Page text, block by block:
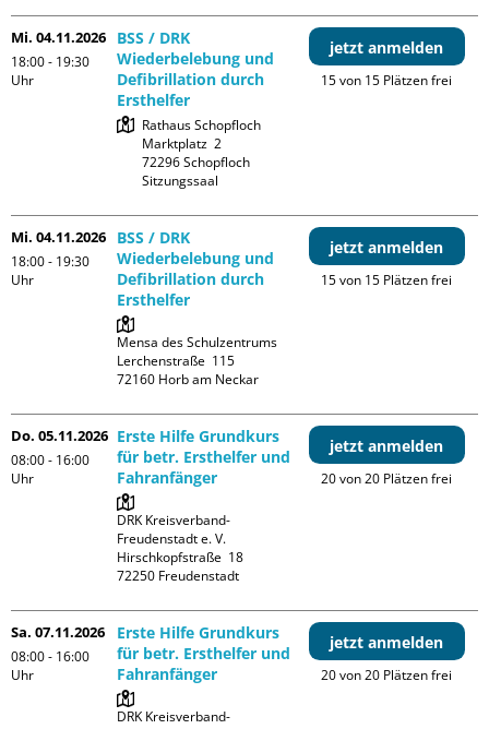
Mi. 04.11.2026
18:00 - 19:30
Uhr
BSS / DRK
Wiederbelebung und
Defibrillation durch
Ersthelfer
Rathaus Schopfloch
Marktplatz  2
72296 Schopfloch
Sitzungssaal
jetzt anmelden
15 von 15 Plätzen frei
Mi. 04.11.2026
18:00 - 19:30
Uhr
BSS / DRK
Wiederbelebung und
Defibrillation durch
Ersthelfer
Mensa des Schulzentrums
Lerchenstraße  115
jetzt anmelden
15 von 15 Plätzen frei
Do. 05.11.2026
08:00 - 16:00
Uhr
Erste Hilfe Grundkurs
für betr. Ersthelfer und
Fahranfänger
DRK Kreisverband-
Freudenstadt e. V.
Hirschkopfstraße  18
jetzt anmelden
20 von 20 Plätzen frei
Sa. 07.11.2026
08:00 - 16:00
Uhr
Erste Hilfe Grundkurs
für betr. Ersthelfer und
Fahranfänger
DRK Kreisverband-
jetzt anmelden
20 von 20 Plätzen frei